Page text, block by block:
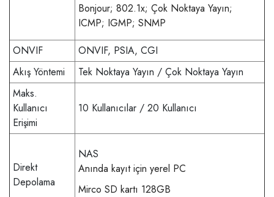
Bonjour; 802.1x; Çok Noktaya Yayın;
ICMP; IGMP; SNMP
ONVIF
ONVIF, PSIA, CGI
Akış Yöntemi
Tek Noktaya Yayın / Çok Noktaya Yayın
Maks.
Kullanıcı
Erişimi
10 Kullanıcılar / 20 Kullanıcı
Direkt
Depolama
NAS
Anında kayıt için yerel PC
Mirco SD kartı 128GB